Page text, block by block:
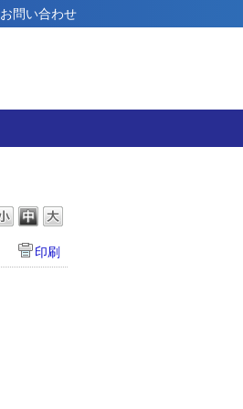
お問い合わせ
印刷